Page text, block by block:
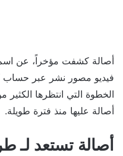
أصالة كشفت مؤخراً، عن اسم
فيديو مصور نشر عبر حساب
الخطوة التي انتظرها الكثير
أصالة عليها منذ فترة طويلة.
أصالة تستعد لـ